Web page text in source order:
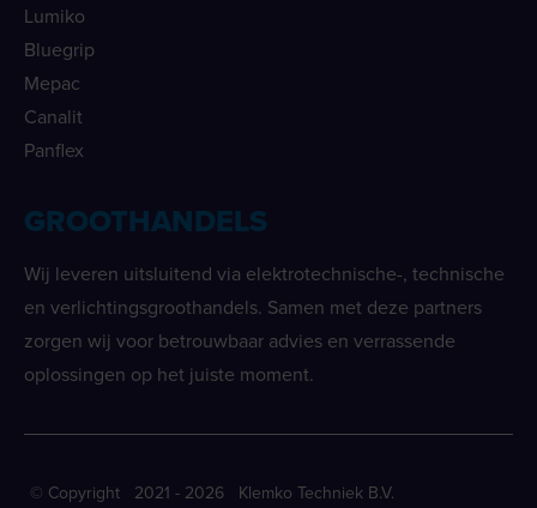
Lumiko
Bluegrip
Mepac
Canalit
Panflex
GROOTHANDELS
Wij leveren uitsluitend via elektrotechnische-, technische
en verlichtingsgroothandels. Samen met deze partners
zorgen wij voor betrouwbaar advies en verrassende
oplossingen op het juiste moment.
© Copyright 2021 - 2026 Klemko Techniek B.V.